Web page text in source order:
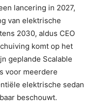
lancering in 2027,
van elektrische
2030, aldus CEO
komt op het
geplande Scalable
voor meerdere
elektrische sedan
beschouwt.